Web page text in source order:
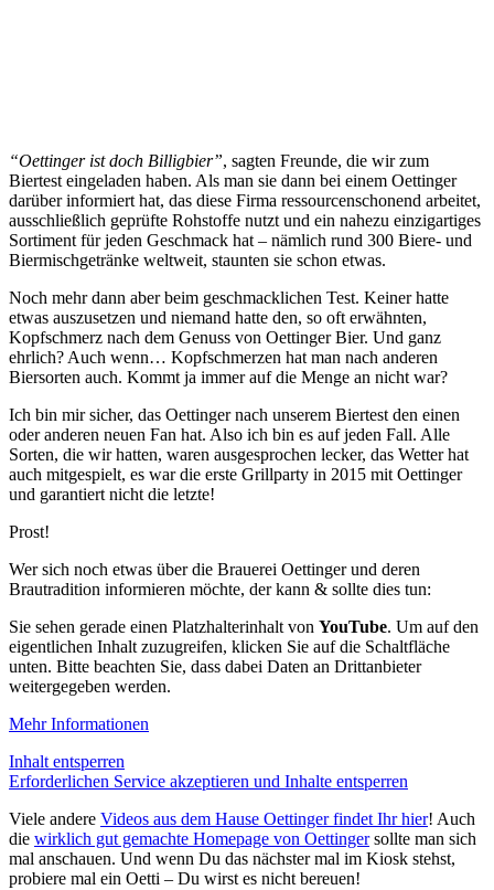
“Oettinger ist doch Billigbier”, sagten Freunde, die wir zum
Biertest eingeladen haben. Als man sie dann bei einem Oettinger
darüber informiert hat, das diese Firma ressourcenschonend arbeitet,
ausschließlich geprüfte Rohstoffe nutzt und ein nahezu einzigartiges
Sortiment für jeden Geschmack hat – nämlich rund 300 Biere- und
Biermischgetränke weltweit, staunten sie schon etwas.
Noch mehr dann aber beim geschmacklichen Test. Keiner hatte
etwas auszusetzen und niemand hatte den, so oft erwähnten,
Kopfschmerz nach dem Genuss von Oettinger Bier. Und ganz
ehrlich? Auch wenn… Kopfschmerzen hat man nach anderen
Biersorten auch. Kommt ja immer auf die Menge an nicht war?
Ich bin mir sicher, das Oettinger nach unserem Biertest den einen
oder anderen neuen Fan hat. Also ich bin es auf jeden Fall. Alle
Sorten, die wir hatten, waren ausgesprochen lecker, das Wetter hat
auch mitgespielt, es war die erste Grillparty in 2015 mit Oettinger
und garantiert nicht die letzte!
Prost!
Wer sich noch etwas über die Brauerei Oettinger und deren
Brautradition informieren möchte, der kann & sollte dies tun:
Sie sehen gerade einen Platzhalterinhalt von YouTube. Um auf den
eigentlichen Inhalt zuzugreifen, klicken Sie auf die Schaltfläche
unten. Bitte beachten Sie, dass dabei Daten an Drittanbieter
weitergegeben werden.
Mehr Informationen
Inhalt entsperren
Erforderlichen Service akzeptieren und Inhalte entsperren
Viele andere Videos aus dem Hause Oettinger findet Ihr hier! Auch
die wirklich gut gemachte Homepage von Oettingersollte man sich
mal anschauen. Und wenn Du das nächster mal im Kiosk stehst,
probiere mal ein Oetti – Du wirst es nicht bereuen!